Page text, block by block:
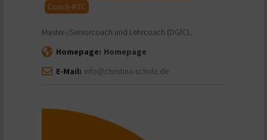
Coach-RTC
Master-/Seniorcoach und Lehrcoach (DGfC),
Homepage: Homepage
E-Mail: info@christina-scholz.de